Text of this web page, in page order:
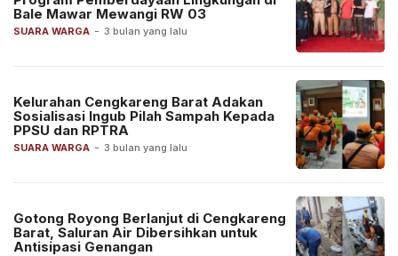
SUARA WARGA - 3 bulan yang lalu
Bale Mawar Mewangi RW 03
SUARA WARGA - 3 bulan yang lalu
Kelurahan Cengkareng Barat Adakan
Sosialisasi Ingub Pilah Sampah Kepada
PPSU dan RPTRA
Gotong Royong Berlanjut di Cengkareng
Barat, Saluran Air Dibersihkan untuk
Antisipasi Genangan